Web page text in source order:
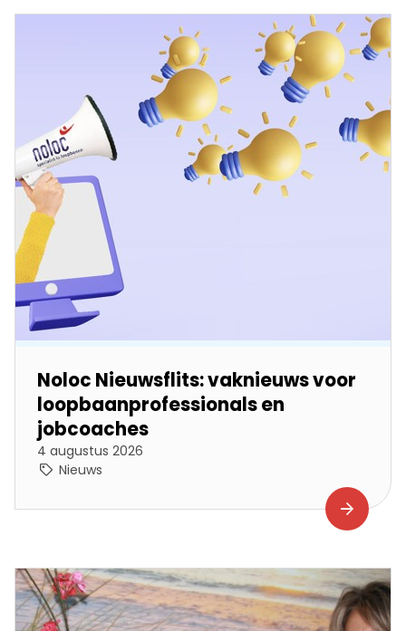
Noloc Nieuwsflits: vaknieuws voor
loopbaanprofessionals en
jobcoaches
4 augustus 2026
Nieuws